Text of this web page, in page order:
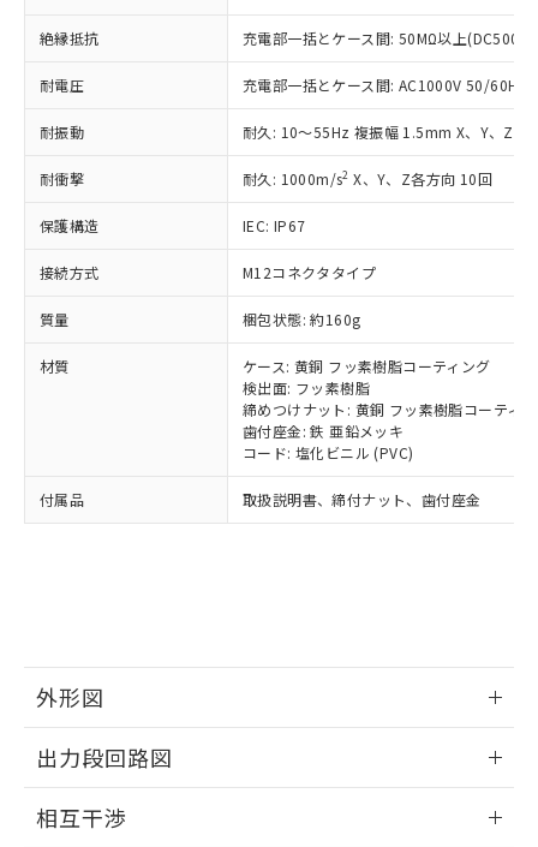
絶縁抵抗 充電部一括とケース間: 50MΩ以上(DC500V
耐電圧 充電部一括とケース間: AC1000V 50/60Hz
耐振動 耐久: 10～55Hz 複振幅 1.5mm X、Y、Z各
耐衝撃 耐久: 1000m/s2 X、Y、Z各方向 10回
保護構造 IEC: IP67
接続方式 M12コネクタタイプ
質量 梱包状態: 約160g
材質
ケース: 黄銅 フッ素樹脂コーティング
検出面: フッ素樹脂
締めつけナット: 黄銅 フッ素樹脂コーティ
歯付座金: 鉄 亜鉛メッキ
コード: 塩化ビニル (PVC)
付属品 取扱説明書、締付ナット、歯付座金
外形図
外形図
出力段回路図
相互干渉
在庫状況および標準価格照会結果は、
記載している更新日時点での社内デー
タに基づき作成されるものであり、閲
覧された時点での実際の在庫および標
準価格とは異なる場合があることをご
了承ください。
正式な納期状況および標準価格はお客
様のお取引先、またはお客様担当のオ
ムロン制御機器販売店・当社販売員に
ご相談ください。
オムロン制御機器販売店や当社販売拠
販売ネットワーク
」をご確認
在庫状況および標準価格結果を当社の
事前の承諾なく第三者に漏洩または開
示しないようお願いします。
マイパーツ機能（部品リスト作成サー
ビス）をご利用いただくには、I-Web
メンバーズにご登録されている必要が
お客様が当ウェブサイト上で当社にご
※当社の共同利用者とは、"個人情報
用者の範囲」に記載されている法人を
指します。
*EU RoHS指令（10物質）：
鉛(Pb) 1000ppm以下、 水銀(Hg) 1000ppm以下、 カド
ミウム(Cd) 100ppm以下、
六価クロム(Cr(Ⅵ)) 1000ppm以下、ポリ臭化ビフェニル
類(PBB) 1000ppm以下、ポリ臭化ジフェニルエーテル類
ル) (DEHP)(別名：DOP) 1000ppm以下、フタル酸ブチ
ルベンジル（BBP） 1000ppm以下、フタル酸ジブチル
（DBP） 1000ppm以下、フタル酸ジイソブチル
(DIBP) 1000ppm以下
但し、RoHS指令で産業用監視および制御機器に対する
適用除外項目は除く。
フタル酸エステル類の４物質については閾値を超える意
図的な使用がないことを確認しています。
部品在庫の切り替え状況などにより、予定
月が前後することがあります。
EU RoHS指令（10物質）の非含有証明書
51物質の非含有証明書（当社基準）
ものではありません。
また、RoHS指令のフタル酸エステル類４
物質の対応では、対応完了までの期間は出
い合わせください。
*中国RoHS10物質の基準値 (GB/T26572)：
Pb(鉛) :1000ppm、 Hg(水銀) : 1000ppm、 Cd(カドミウ
Cr(Ⅵ)(六価クロム) : 1000ppm、 PBBs(ポリ臭化ビフェ
ニル類) : 1000ppm、 PBDEs(ポリ臭化ジフェニルエーテ
DBP(フタル酸ジブチル) : 1000ppm、 DIBP(フタル酸ジ
イソブチル) : 1000ppm、 BBP(フタル酸ブチルベンジ
ル) : 1000ppm、
※2 環境保護使用期限
「ｅ」：有害物質（10物質）のすべてが基
準値以下であることを示します。
「10」：通常の使用状況下において有害物
質が外部に漏えいし、環境に深刻な影響を
及ぼさない年数を意味します。
「－」：未確認です。当社販売部門へお問
い合わせください。
為替および外国貿易法に定める商品
（以下｢規制貨物等」という）を輸出
または国外への提供する場合は、日本
国政府の輸出許可(または役務取引許
可)を取得するなどの必要な手続きを
当社は規制貨物を破棄する場合は、完
全に破砕するなど、違法に輸出されな
当社は貴社製品を、核兵器、ミサイ
ル、化学兵器、生物兵器またはその他
武器並びにこれらの製造装置等に一切
使用いたしません。
当社は、貴社製品を第三者に販売する
場合は、上記1、2および3の内容を当
該第三者に通知します。また当社は、
販売先および販売に係わる関係者が違
法に輸出するおそれがある場合は、取
り引きをいたしません。
一定数以上の在庫あり
一定数には満たないが在庫あり
在庫なし(最新の在庫状況につ
いては、お客様のお取引先、ま
たはお客様担当のオムロン制御
機器販売店・当社販売員にご確
認ください)
受注生産機種、また在庫状況の
情報を公開していない機種